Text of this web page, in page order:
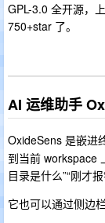
GPL-3.0 全开源，
750+star 了。
AI 运维助手
OxideSens 是嵌进
到当前 workspace
目录是什么”“刚才报
它也可以通过侧边